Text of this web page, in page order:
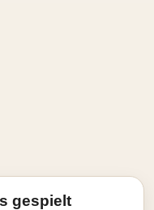
gespielt